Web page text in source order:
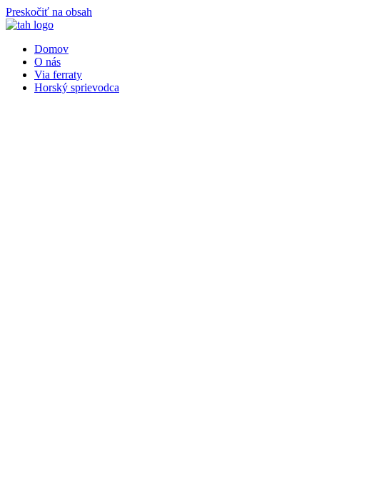
Preskočiť na obsah
Domov
O nás
Via ferraty
Horský sprievodca